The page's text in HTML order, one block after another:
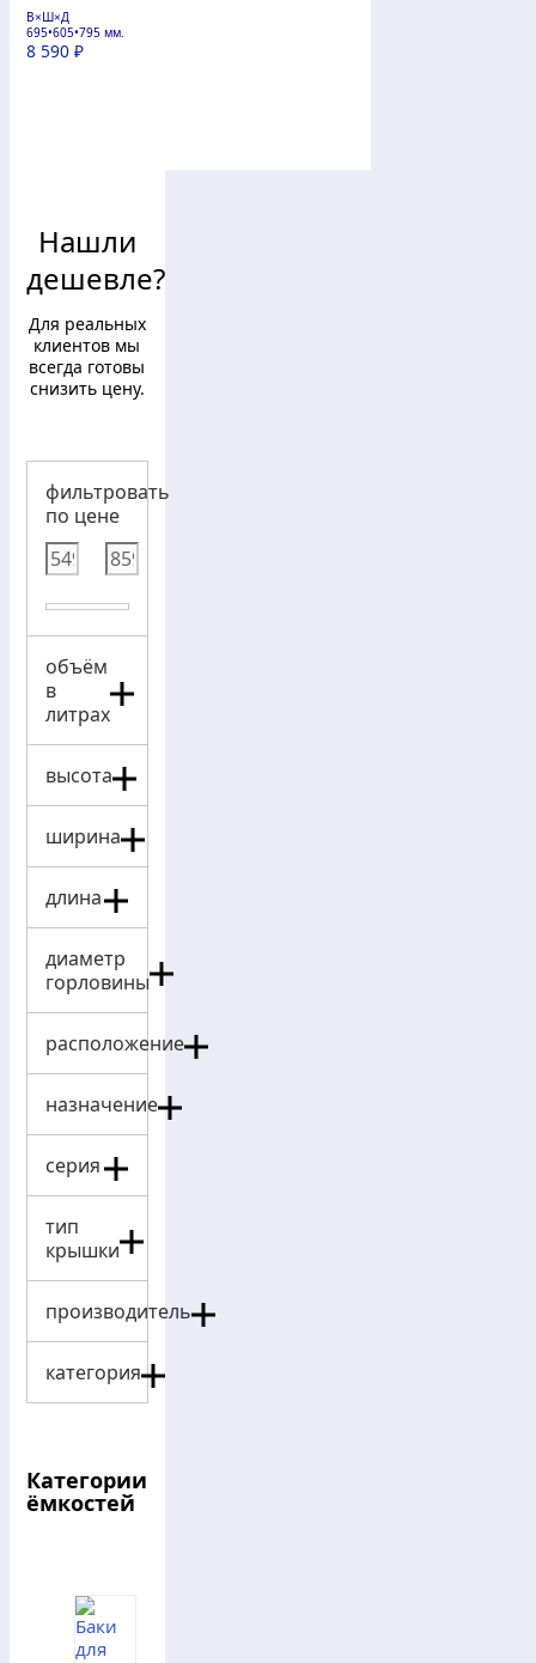
0
из
5
В×Ш×Д
695•605•795 мм.
8 590 ₽
Нашли
дешевле?
Для реальных
клиентов мы
всегда готовы
снизить цену.
фильтровать
по цене
объём
в
литрах
высота
ширина
длина
диаметр
горловины
расположение
назначение
серия
тип
крышки
производитель
категория
Категории
ёмкостей